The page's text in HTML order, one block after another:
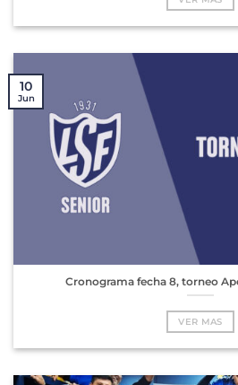
Cronograma fecha 8, torneo
VER MAS
10
Jun